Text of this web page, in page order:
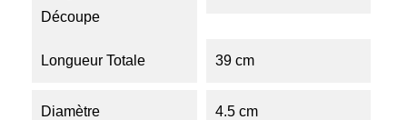
Découpe
Longueur Totale 39 cm
Diamètre 4.5 cm